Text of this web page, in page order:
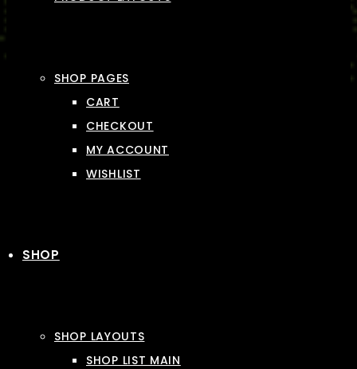
SHOP PAGES
CART
CHECKOUT
MY ACCOUNT
WISHLIST
SHOP
SHOP LAYOUTS
SHOP LIST MAIN